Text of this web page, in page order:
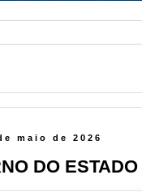
maio de 2026
DO